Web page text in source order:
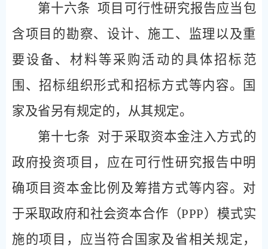
第十六条 项目可行性研究报告应当包
含项目的勘察、设计、施工、监理以及重
要设备、材料等采购活动的具体招标范
围、招标组织形式和招标方式等内容。国
家及省另有规定的，从其规定。
第十七条 对于采取资本金注入方式的
政府投资项目，应在可行性研究报告中明
确项目资本金比例及筹措方式等内容。对
于采取政府和社会资本合作（PPP）模式实
施的项目，应当符合国家及省相关规定，